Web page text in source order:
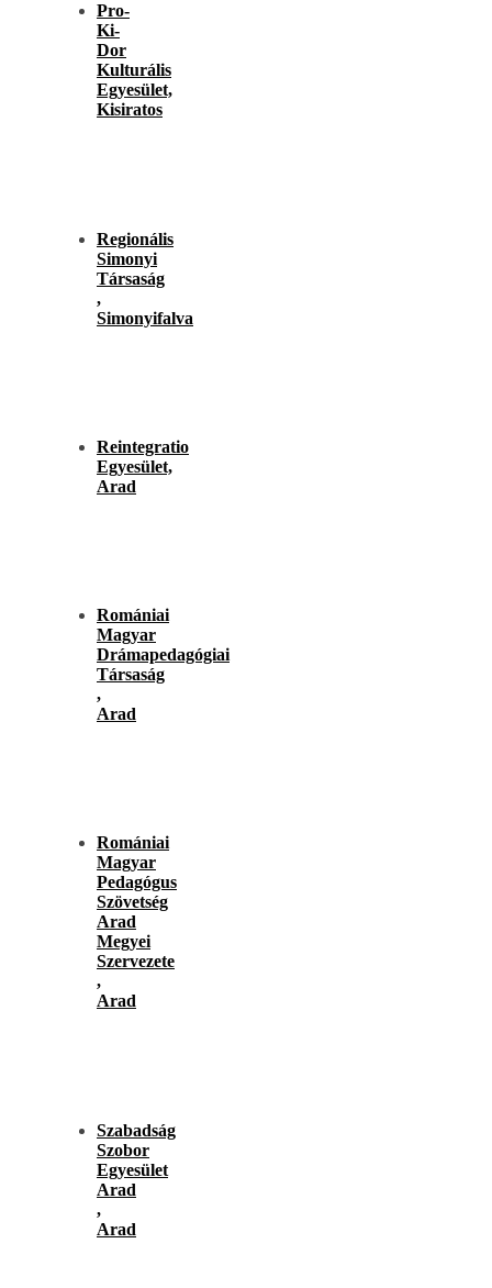
Pro-
Ki-
Dor
Kulturális
Egyesület,
Kisiratos
Regionális
Simonyi
Társaság
,
Simonyifalva
Reintegratio
Egyesület,
Arad
Romániai
Magyar
Drámapedagógiai
Társaság
,
Arad
Romániai
Magyar
Pedagógus
Szövetség
Arad
Megyei
Szervezete
,
Arad
Szabadság
Szobor
Egyesület
Arad
,
Arad